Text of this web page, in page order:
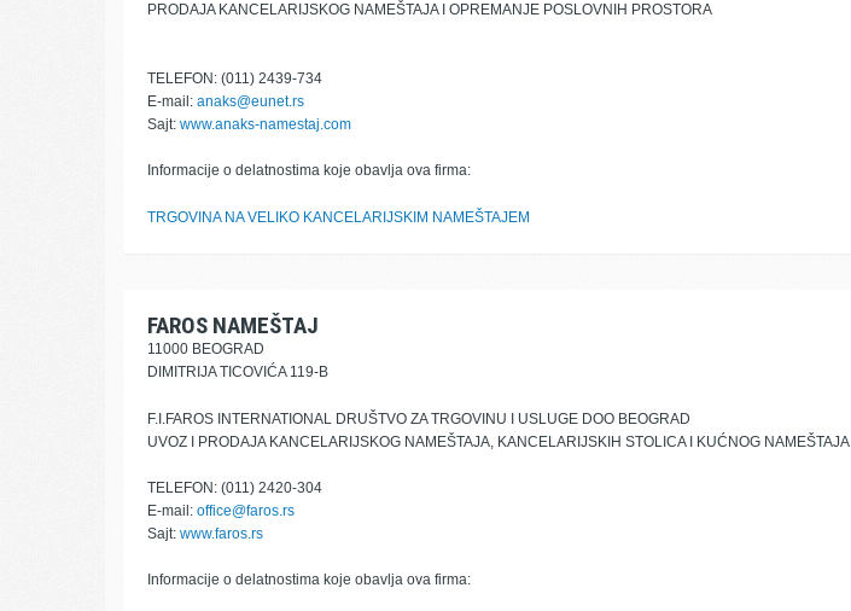
PRODAJA KANCELARIJSKOG NAMEŠTAJA I OPREMANJE POSLOVNIH PROSTORA
TELEFON: (011) 2439-734
E-mail: anaks@eunet.rs
Sajt: www.anaks-namestaj.com
Informacije o delatnostima koje obavlja ova firma:
TRGOVINA NA VELIKO KANCELARIJSKIM NAMEŠTAJEM
FAROS NAMEŠTAJ
11000 BEOGRAD
DIMITRIJA TICOVIĆA 119-B
F.I.FAROS INTERNATIONAL DRUŠTVO ZA TRGOVINU I USLUGE DOO BEOGRAD
UVOZ I PRODAJA KANCELARIJSKOG NAMEŠTAJA, KANCELARIJSKIH STOLICA I KUĆNOG NAMEŠTAJA
TELEFON: (011) 2420-304
E-mail: office@faros.rs
Sajt: www.faros.rs
Informacije o delatnostima koje obavlja ova firma: